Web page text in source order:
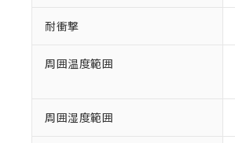
耐衝撃
周囲温度範囲
周囲湿度範囲